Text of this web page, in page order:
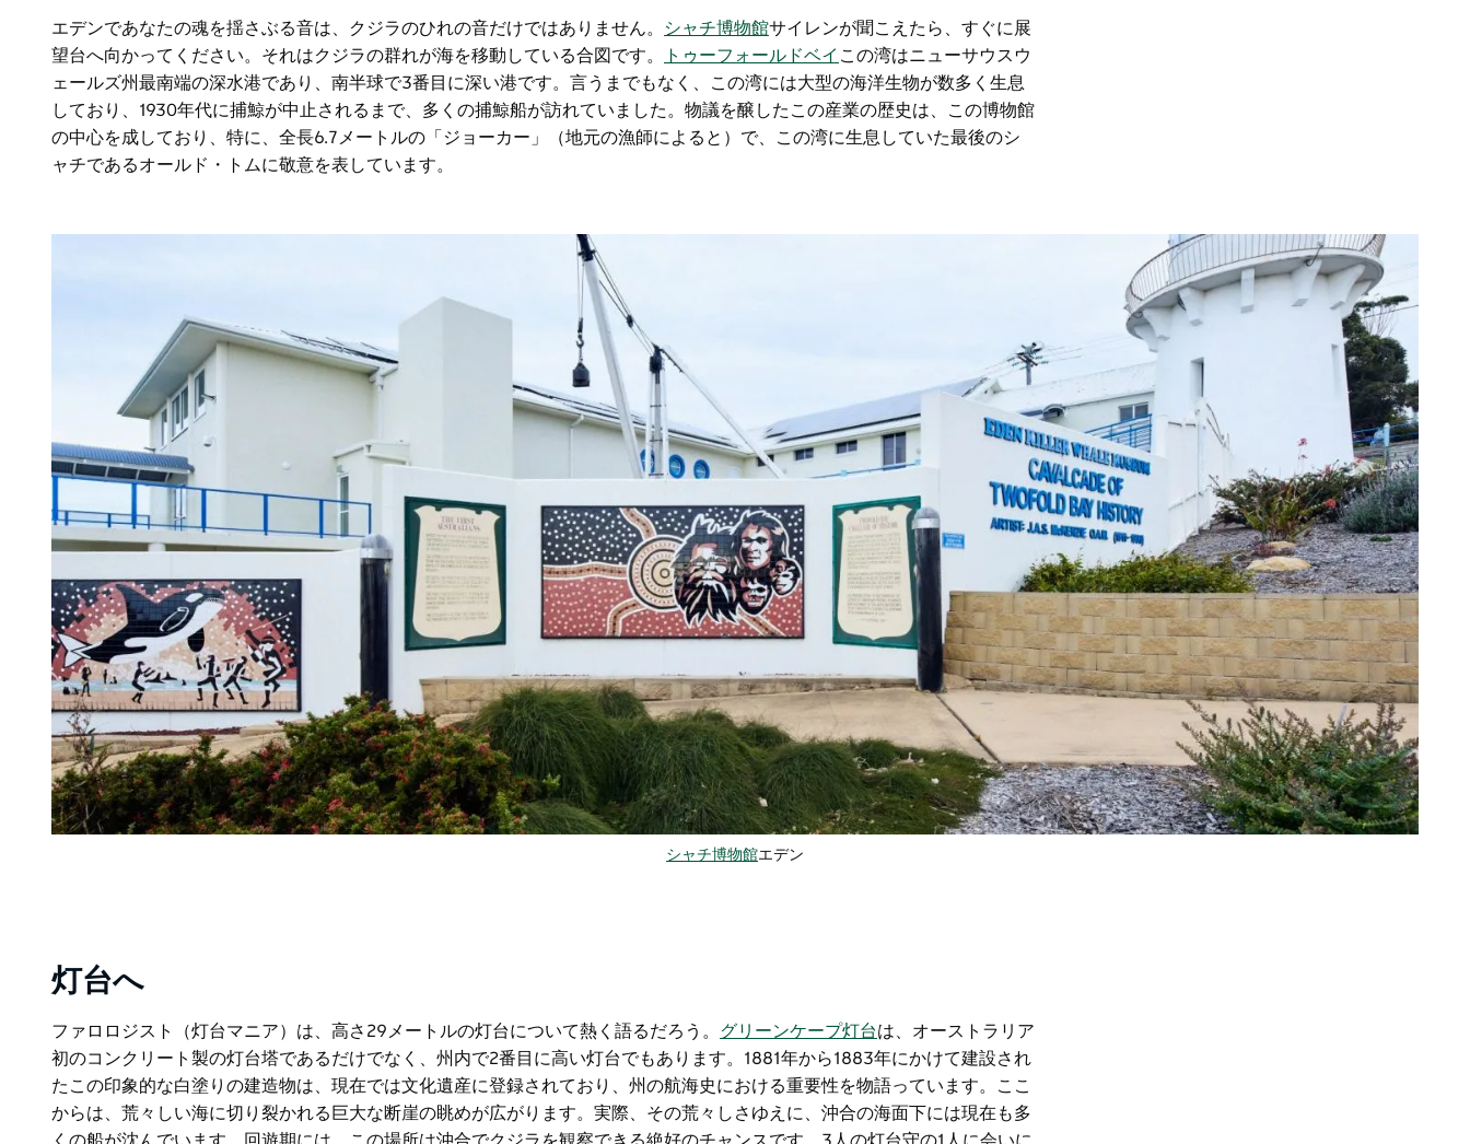
エデンであなたの魂を揺さぶる音は、クジラのひれの音だけではありません。 シャチ博物館サイレンが聞こえたら、すぐに展
望台へ向かってください。それはクジラの群れが海を移動している合図です。
トゥーフォールドベイ この湾はニューサウスウ
ェールズ州最南端の深水港であり、南半球で3番目に深い港です。言うまでもなく、この湾には大型の海洋生物が数多く生息
しており、1930年代に捕鯨が中止されるまで、多くの捕鯨船が訪れていました。物議を醸したこの産業の歴史は、この博物館
の中心を成しており、特に、全長6.7メートルの「ジョーカー」（地元の漁師によると）で、この湾に生息していた最後のシ
ャチであるオールド・トムに敬意を表しています。
シャチ博物館エデン
灯台へ
ファロロジスト（灯台マニア）は、高さ29メートルの灯台について熱く語るだろう。 グリーンケープ灯台は、オーストラリア
初のコンクリート製の灯台塔であるだけでなく、州内で2番目に高い灯台でもあります。1881年から1883年にかけて建設され
たこの印象的な白塗りの建造物は、現在では文化遺産に登録されており、州の航海史における重要性を物語っています。ここ
からは、荒々しい海に切り裂かれる巨大な断崖の眺めが広がります。実際、その荒々しさゆえに、沖合の海面下には現在も多